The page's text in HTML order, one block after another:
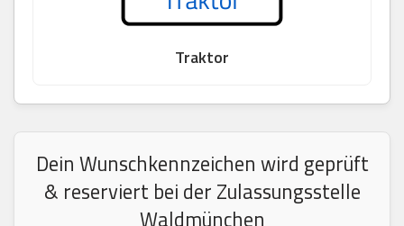
Traktor
Dein Wunschkennzeichen wird geprüft
& reserviert bei der Zulassungsstelle
Waldmünchen